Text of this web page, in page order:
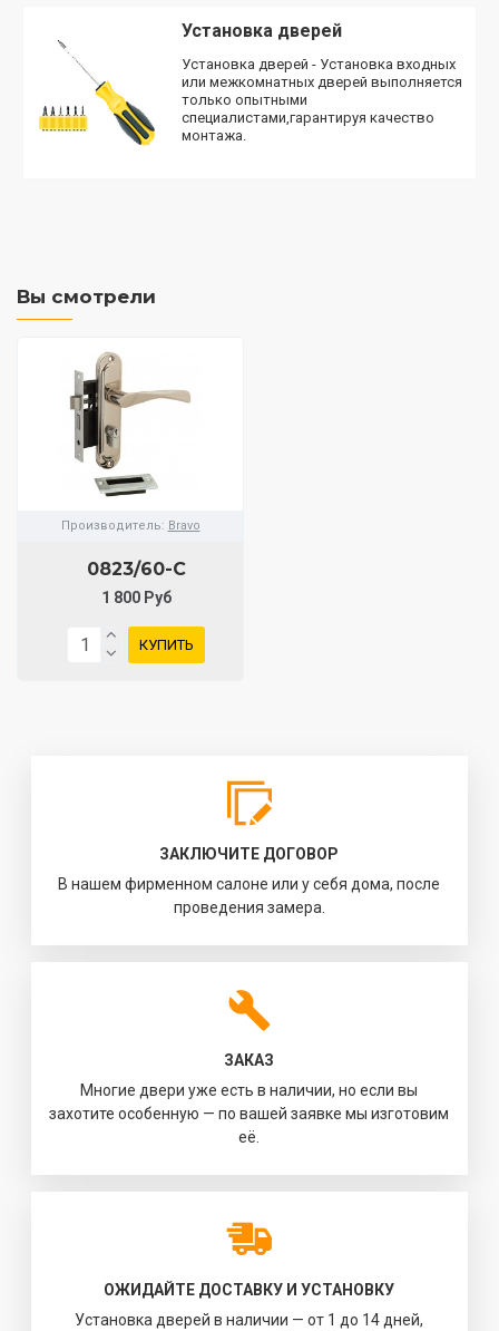
Установка дверей
Установка дверей - Установка входных
или межкомнатных дверей выполняется
только опытными
специалистами,гарантируя качество
монтажа.
Вы смотрели
Производитель: Bravo
0823/60-C
1 800 Руб
КУПИТЬ
ЗАКЛЮЧИТЕ ДОГОВОР
В нашем фирменном салоне или у себя дома, после
проведения замера.
ЗАКАЗ
Многие двери уже есть в наличии, но если вы
захотите особенную — по вашей заявке мы изготовим
её.
ОЖИДАЙТЕ ДОСТАВКУ И УСТАНОВКУ
Установка дверей в наличии — от 1 до 14 дней,